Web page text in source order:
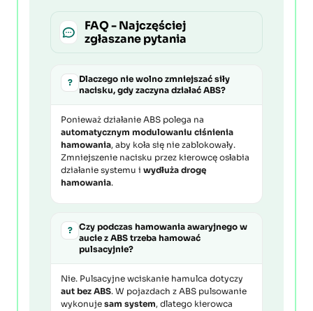
FAQ - Najczęściej
zgłaszane pytania
?
Dlaczego nie wolno zmniejszać siły
nacisku, gdy zaczyna działać ABS?
Ponieważ działanie ABS polega na
automatycznym modulowaniu ciśnienia
hamowania, aby koła się nie zablokowały.
Zmniejszenie nacisku przez kierowcę osłabia
działanie systemu i wydłuża drogę
hamowania.
?
Czy podczas hamowania awaryjnego w
aucie z ABS trzeba hamować
pulsacyjnie?
Nie. Pulsacyjne wciskanie hamulca dotyczy
aut bez ABS. W pojazdach z ABS pulsowanie
wykonuje sam system, dlatego kierowca